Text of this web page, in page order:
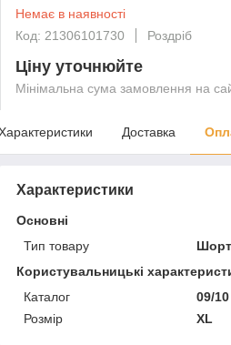
Немає в наявності
Код: 21306101730
Роздріб
Ціну уточнюйте
Мінімальна сума замовлення на
Доставка
Характеристики
Основні
Тип товару
Користувальницькі
Каталог
09/10
Розмір
XL